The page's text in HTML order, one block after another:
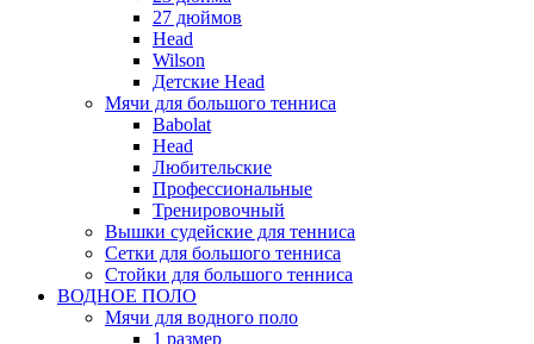
27 дюймов
Head
Wilson
Детские Head
Мячи для большого тенниса
Babolat
Head
Любительские
Профессиональные
Тренировочный
Вышки судейские для тенниса
Сетки для большого тенниса
Стойки для большого тенниса
ВОДНОЕ ПОЛО
Мячи для водного поло
1 размер